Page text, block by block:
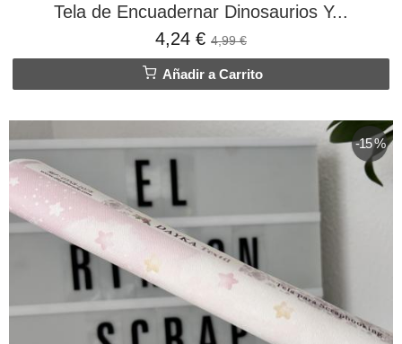
Tela de Encuadernar Dinosaurios Y...
4,24 € 4,99 €
Añadir a Carrito
-15 %